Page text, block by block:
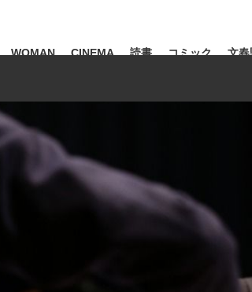
観る将棋、読む将棋
WOMAN CINEMA 読書 コミック 文春
#内田有紀
#松田聖子